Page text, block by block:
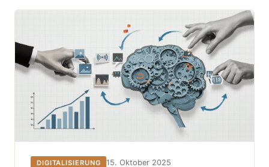
DIGITALISIERUNG 15. Oktober 2025